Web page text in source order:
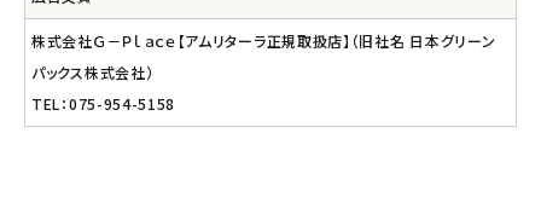
株式会社Ｇ－Ｐｌａｃｅ【アムリターラ正規取扱店】（旧社名 日本グリーン
パックス株式会社）
TEL：075-954-5158